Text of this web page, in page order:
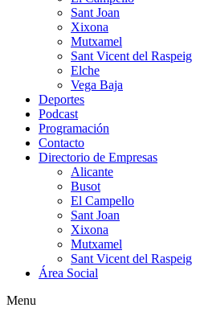
Sant Joan
Xixona
Mutxamel
Sant Vicent del Raspeig
Elche
Vega Baja
Deportes
Podcast
Programación
Contacto
Directorio de Empresas
Alicante
Busot
El Campello
Sant Joan
Xixona
Mutxamel
Sant Vicent del Raspeig
Área Social
Menu